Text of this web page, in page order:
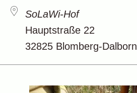
SoLaWi-Hof
Hauptstraße 22
32825 Blomberg-Dalborn